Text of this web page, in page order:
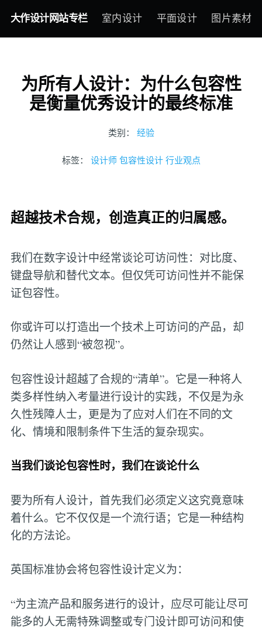
大作设计网站专栏 室内设计 平面设计 图片素材
为所有人设计：为什么包容性
是衡量优秀设计的最终标准
类别： 经验
标签： 设计师 包容性设计 行业观点
超越技术合规，创造真正的归属感。
我们在数字设计中经常谈论可访问性：对比度、
键盘导航和替代文本。但仅凭可访问性并不能保
证包容性。
你或许可以打造出一个技术上可访问的产品，却
仍然让人感到“被忽视”。
包容性设计超越了合规的“清单”。它是一种将人
类多样性纳入考量进行设计的实践，不仅是为永
久性残障人士，更是为了应对人们在不同的文
化、情境和限制条件下生活的复杂现实。
当我们谈论包容性时，我们在谈论什么
要为所有人设计，首先我们必须定义这究竟意味
着什么。它不仅仅是一个流行语；它是一种结构
化的方法论。
英国标准协会将包容性设计定义为：
“为主流产品和服务进行的设计，应尽可能让尽可
能多的人无需特殊调整或专门设计即可访问和使